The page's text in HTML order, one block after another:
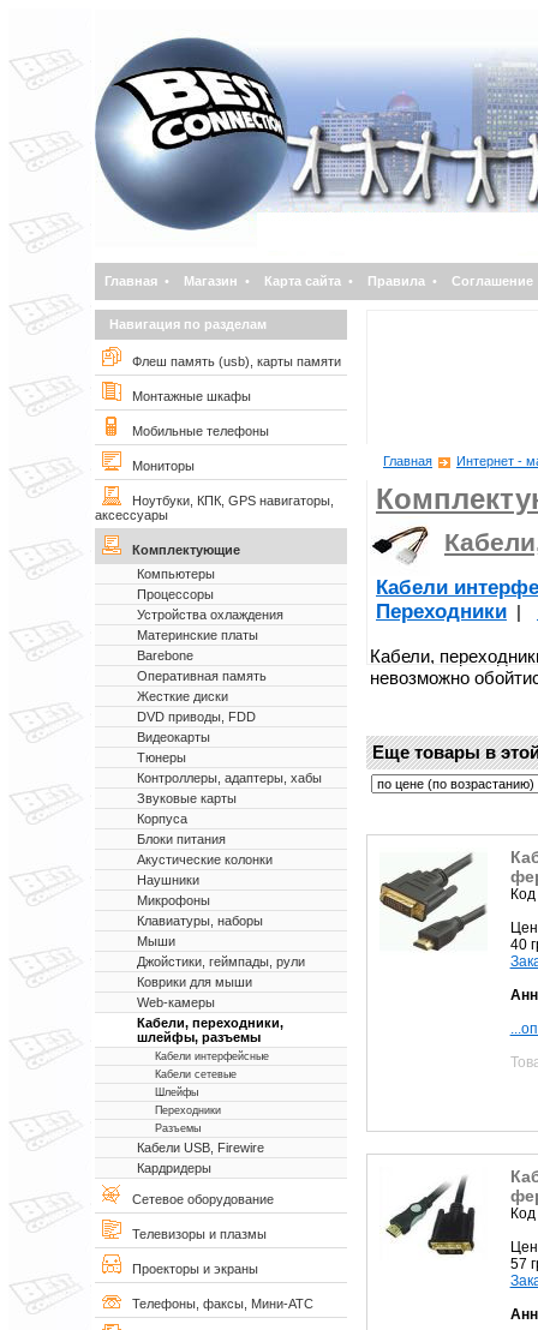
Главная • Магазин • Карта сайта • Правила • Соглашение
Навигация по разделам
Флеш память (usb), карты памяти
Монтажные шкафы
Мобильные телефоны
Мониторы
Ноутбуки, КПК, GPS навигаторы,
аксессуары
Комплектующие
Компьютеры
Процессоры
Устройства охлаждения
Материнские платы
Barebone
Оперативная память
Жесткие диски
DVD приводы, FDD
Видеокарты
Тюнеры
Контроллеры, адаптеры, хабы
Звуковые карты
Корпуса
Блоки питания
Акустические колонки
Наушники
Микрофоны
Клавиатуры, наборы
Мыши
Джойстики, геймпады, рули
Коврики для мыши
Web-камеры
Кабели, переходники,
шлейфы, разъемы
Кабели интерфейсные
Кабели сетевые
Шлейфы
Переходники
Разъемы
Кабели USB, Firewire
Кардридеры
Сетевое оборудование
Телевизоры и плазмы
Проекторы и экраны
Телефоны, факсы, Мини-АТС
Главная Интернет -
Кабели
Переходники |
Кабели,
невозможно
Еще товары в
40
57